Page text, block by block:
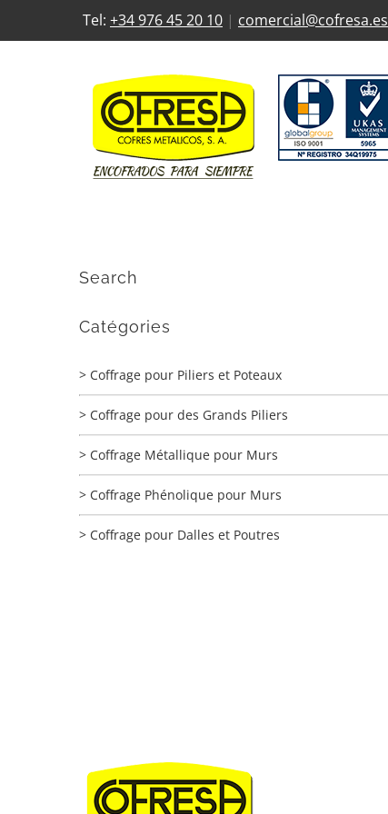
to
Tel: +34 976 45 20 10 | comercial@cofresa.es
Search
Catégories
> Coffrage pour Piliers et Poteaux
> Coffrage pour des Grands Piliers
> Coffrage Métallique pour Murs
> Coffrage Phénolique pour Murs
> Coffrage pour Dalles et Poutres